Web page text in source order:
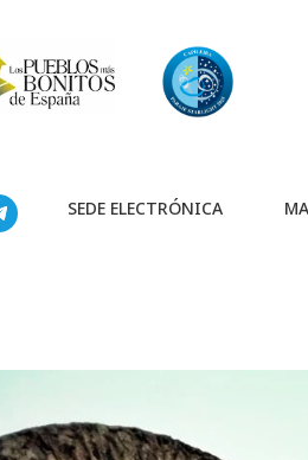
SEDE ELECTRÓNICA